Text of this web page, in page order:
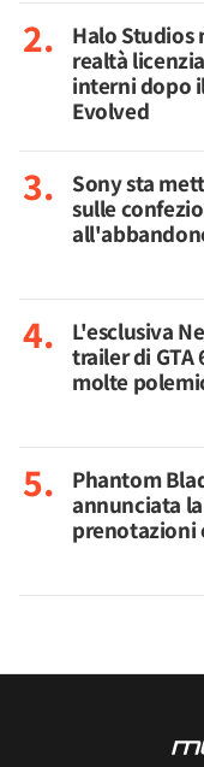
Halo Studios
realtà
interni dopo
Evolved
Sony sta
sulle
L'esclusiva
trailer di GTA
molte
Phantom
annunciata
prenotazioni